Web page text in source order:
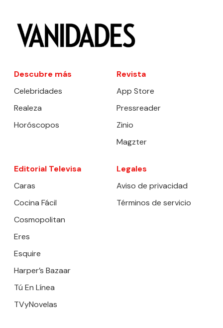
Descubre más
Celebridades
Realeza
Horóscopos
Revista
App Store
Pressreader
Zinio
Magzter
Editorial Televisa
Caras
Cocina Fácil
Cosmopolitan
Eres
Esquire
Harper’s Bazaar
Tú En Línea
TVyNovelas
Legales
Aviso de privacidad
Términos de servicio